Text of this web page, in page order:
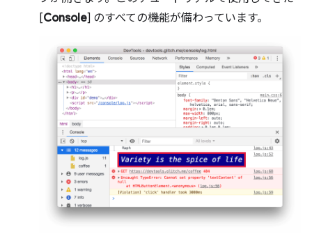
[Console] のすべての機能が備わっています。